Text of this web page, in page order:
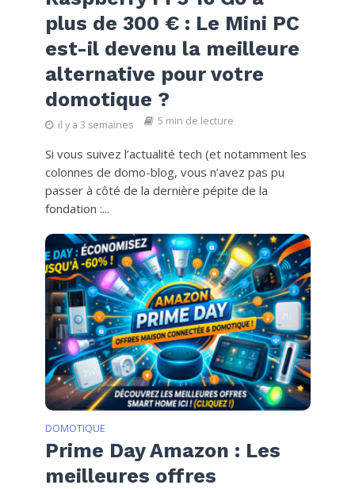
plus de 300 € : Le Mini PC
est-il devenu la meilleure
alternative pour votre
domotique ?
il y a 3 semaines 5 min de lecture
Si vous suivez l’actualité tech (et notamment les
colonnes de domo-blog, vous n’avez pas pu
passer à côté de la dernière pépite de la
fondation :...
DOMOTIQUE
Prime Day Amazon : Les
meilleures offres